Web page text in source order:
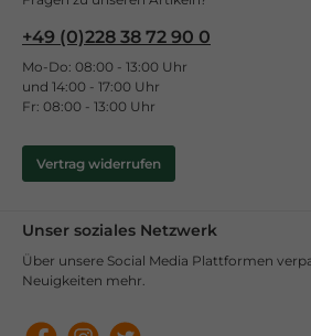
+49 (0)228 38 72 90 0
Mo-Do: 08:00 - 13:00 Uhr
und 14:00 - 17:00 Uhr
Fr: 08:00 - 13:00 Uhr
Vertrag widerrufen
Unser soziales Netzwerk
Über unsere Social Media Plattformen
Neuigkeiten mehr.